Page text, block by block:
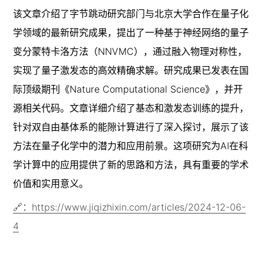
该文章介绍了字节跳动研究部门与北京大学合作在量子化
学领域的最新研究成果，提出了一种基于神经网络的量子
变分蒙特卡洛方法（NNVMC），通过融入物理对称性，
实现了量子激发态的高效精确求解。研究成果已发表在国
际顶级期刊《Nature Computational Science》，并开
源相关代码。文章详细介绍了基态和激发态训练的提升，
针对双自由基体系的能隙计算进行了深入探讨，展示了该
方法在量子化学中的潜力和应用前景。这项研究为AI在科
学计算中的应用提供了新的思路和方法，具有重要的学术
价值和实用意义。
🔗：https://www.jiqizhixin.com/articles/2024-12-06-
4